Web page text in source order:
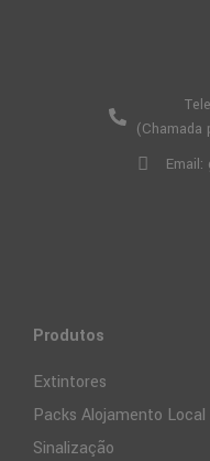
(Chamada
Email:
Produtos
Extintores
Packs Alojamento Local
Sinalização